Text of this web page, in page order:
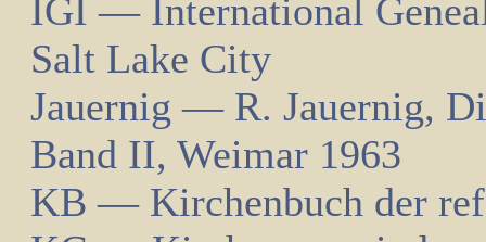
IGI — International
Salt Lake City
Jauernig — R. Jauernig,
Band II, Weimar 1963
KB — Kirchenbuch der